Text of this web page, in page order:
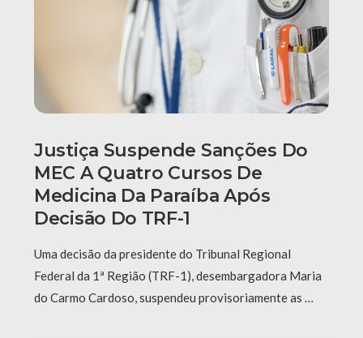
Justiça Suspende Sanções Do
MEC A Quatro Cursos De
Medicina Da Paraíba Após
Decisão Do TRF-1
Uma decisão da presidente do Tribunal Regional
Federal da 1ª Região (TRF-1), desembargadora Maria
do Carmo Cardoso, suspendeu provisoriamente as …